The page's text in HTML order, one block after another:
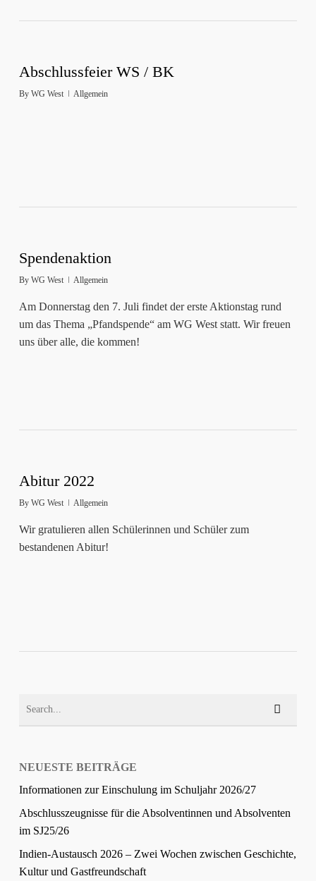
Abschlussfeier WS / BK
By WG West Allgemein
Spendenaktion
By WG West Allgemein
Am Donnerstag den 7. Juli findet der erste Aktionstag rund
um das Thema „Pfandspende“ am WG West statt. Wir freuen
uns über alle, die kommen!
Abitur 2022
By WG West Allgemein
Wir gratulieren allen Schülerinnen und Schüler zum
bestandenen Abitur!
NEUESTE BEITRÄGE
Informationen zur Einschulung im Schuljahr 2026/27
Abschlusszeugnisse für die Absolventinnen und Absolventen
im SJ25/26
Indien-Austausch 2026 – Zwei Wochen zwischen Geschichte,
Kultur und Gastfreundschaft